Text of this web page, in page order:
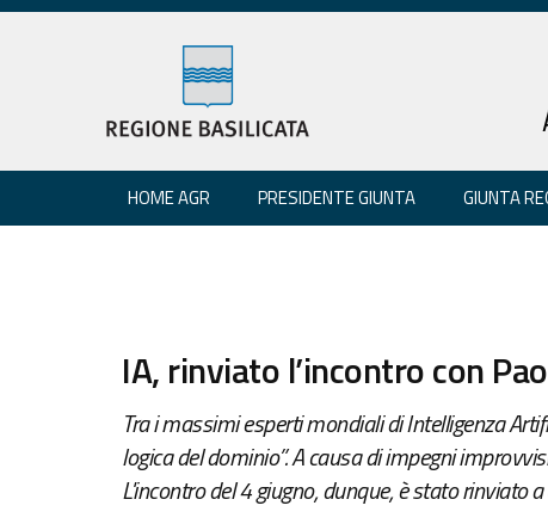
HOME AGR PRESIDENTE GIUNTA GIUNTA
IA, rinviato l’incontro con
Tra i massimi esperti mondiali di Intelligenza
logica del dominio”. A causa di impegni
L'incontro del 4 giugno, dunque, è stato rinviato